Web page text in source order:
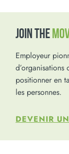
JOIN THE
Employeur
positionner en
les personnes.
DEVENIR